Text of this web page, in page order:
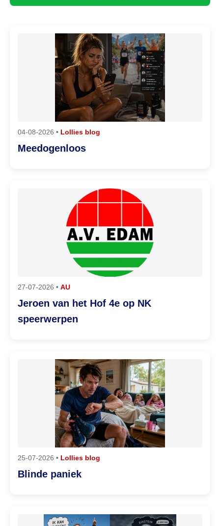
04-08-2026 • Lollies blog
Meedogenloos
27-07-2026 • AU
Jeroen van het Hof 4e op NK
speerwerpen
25-07-2026 • Lollies blog
Blinde paniek